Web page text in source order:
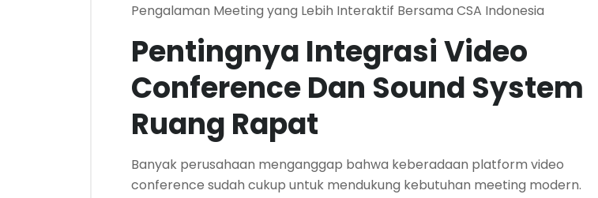
Pengalaman Meeting yang Lebih Interaktif Bersama CSA Indonesia
Pentingnya Integrasi Video
Conference Dan Sound System
Ruang Rapat
Banyak perusahaan menganggap bahwa keberadaan platform video
conference sudah cukup untuk mendukung kebutuhan meeting modern.